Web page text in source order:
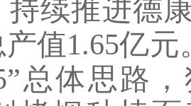
持续推进德
值1.65亿元
总体思路